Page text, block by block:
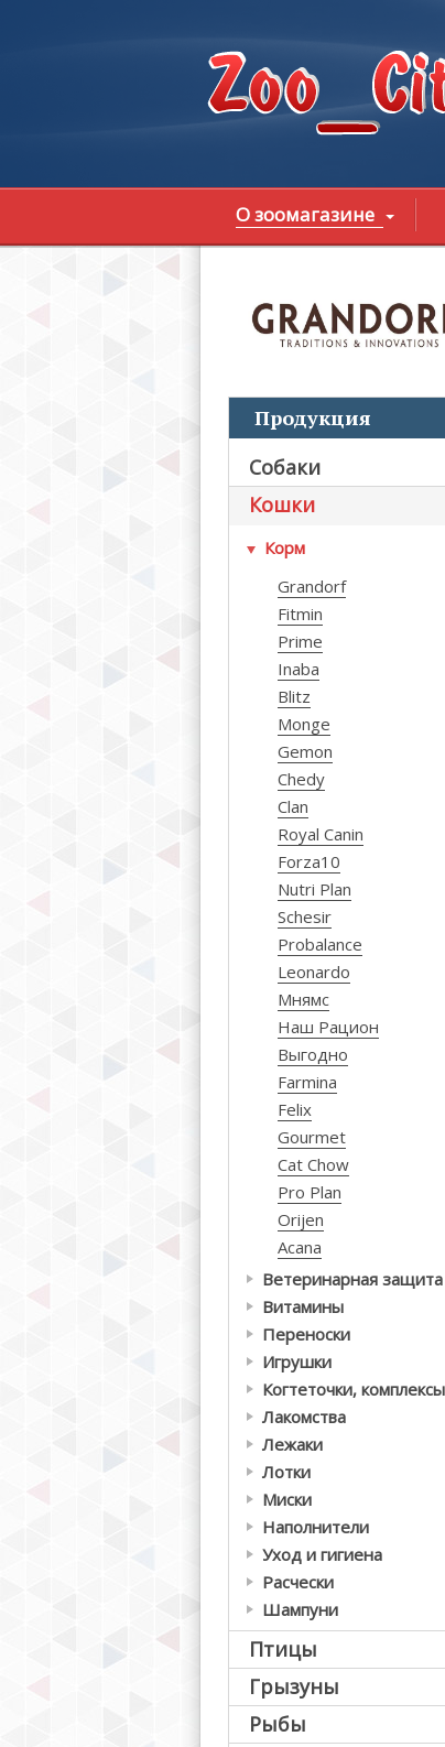
О зоомагазине
Продукция
Собаки
Кошки
Корм
Grandorf
Fitmin
Prime
Inaba
Blitz
Monge
Gemon
Chedy
Clan
Royal Canin
Forza10
Nutri Plan
Schesir
Probalance
Leonardo
Мнямс
Наш Рацион
Выгодно
Farmina
Felix
Gourmet
Cat Chow
Pro Plan
Orijen
Acana
Ветеринарная защита
Витамины
Переноски
Игрушки
Когтеточки, комплексы
Лакомства
Лежаки
Лотки
Миски
Наполнители
Уход и гигиена
Расчески
Шампуни
Птицы
Грызуны
Рыбы